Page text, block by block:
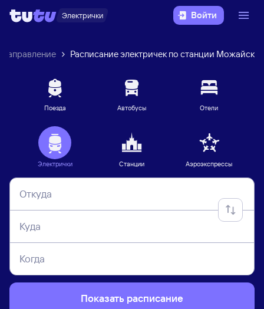
Электрички Войти
Расписание электричек по станции Можайск
Поезда Автобусы Отели
Электрички Станции Аэроэкспрессы
Откуда
Куда
Когда
Показать расписание